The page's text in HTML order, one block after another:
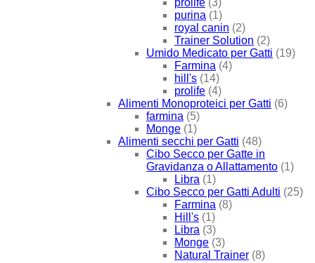
prolife (3)
purina (1)
royal canin (2)
Trainer Solution (2)
Umido Medicato per Gatti (19)
Farmina (4)
hill's (14)
prolife (4)
Alimenti Monoproteici per Gatti (6)
farmina (5)
Monge (1)
Alimenti secchi per Gatti (48)
Cibo Secco per Gatte in
Gravidanza o Allattamento (1)
Libra (1)
Cibo Secco per Gatti Adulti (25)
Farmina (8)
Hill's (1)
Libra (3)
Monge (3)
Natural Trainer (8)